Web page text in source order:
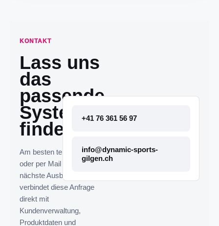
KONTAKT
Lass uns
das
passende
System
finden.
Am besten telefonisch
oder per Mail melden. Die
nächste Ausbaustufe
verbindet diese Anfrage
direkt mit
Kundenverwaltung,
Produktdaten und
+41 76 361 56 97
info@dynamic-sports-
gilgen.ch